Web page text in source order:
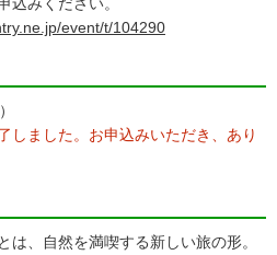
みください。
event/t/104290
しました。お申込みいただき、あり
、自然を満喫する新しい旅の形。